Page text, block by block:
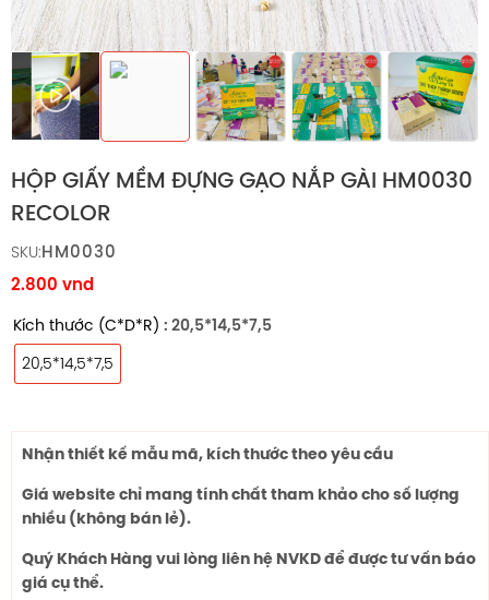
HỘP GIẤY MỀM ĐỰNG GẠO NẮP GÀI HM0030
RECOLOR
SKU:HM0030
2.800 vnd
Kích thước (C*D*R) : 20,5*14,5*7,5
20,5*14,5*7,5
Nhận thiết kế mẫu mã, kích thước theo yêu cầu
Giá website chỉ mang tính chất tham khảo cho số lượng
nhiều (không bán lẻ).
Quý Khách Hàng vui lòng liên hệ NVKD để được tư vấn báo
giá cụ thể.